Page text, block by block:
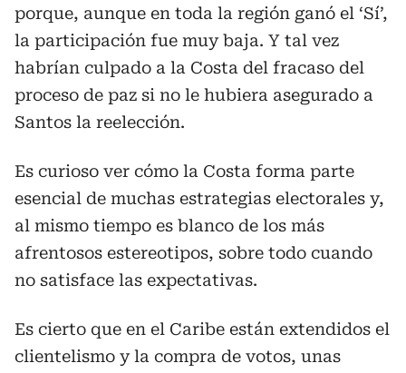
porque, aunque en toda la región ganó el ‘Sí’,
la participación fue muy baja. Y tal vez
habrían culpado a la Costa del fracaso del
proceso de paz si no le hubiera asegurado a
Santos la reelección.
Es curioso ver cómo la Costa forma parte
esencial de muchas estrategias electorales y,
al mismo tiempo es blanco de los más
afrentosos estereotipos, sobre todo cuando
no satisface las expectativas.
Es cierto que en el Caribe están extendidos el
clientelismo y la compra de votos, unas